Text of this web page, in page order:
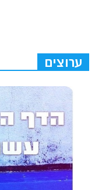
ערוצים